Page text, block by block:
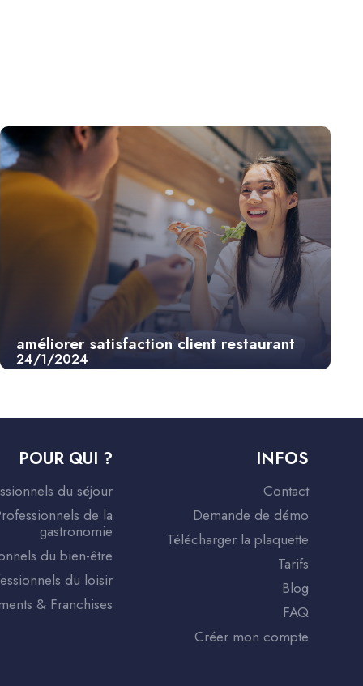
24/1/2024
améliorer satisfaction client restaurant
POUR QUI ?
du séjour
de la
gastronomie
du bien-être
du loisir
& Franchises
INFOS
Contact
Demande de démo
Télécharger la plaquette
Tarifs
Blog
FAQ
Créer mon compte